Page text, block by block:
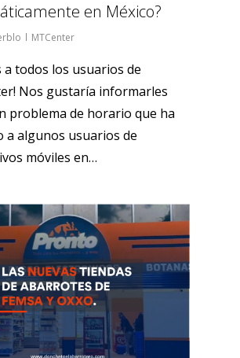
en México?
MTCenter
a todos los usuarios de
Nos gustaría informarles
problema de horario que ha
a algunos usuarios de
móviles en…